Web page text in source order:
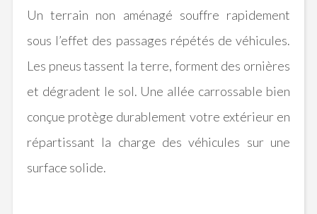
Un terrain non aménagé souffre rapidement
sous l’effet des passages répétés de véhicules.
Les pneus tassent la terre, forment des ornières
et dégradent le sol. Une allée carrossable bien
conçue protège durablement votre extérieur en
répartissant la charge des véhicules sur une
surface solide.